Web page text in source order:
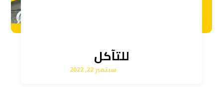
للتآكل
سبتمبر 22, 2022